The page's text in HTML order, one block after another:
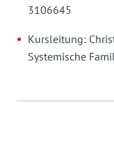
3106645
Kursleitung:
Systemische